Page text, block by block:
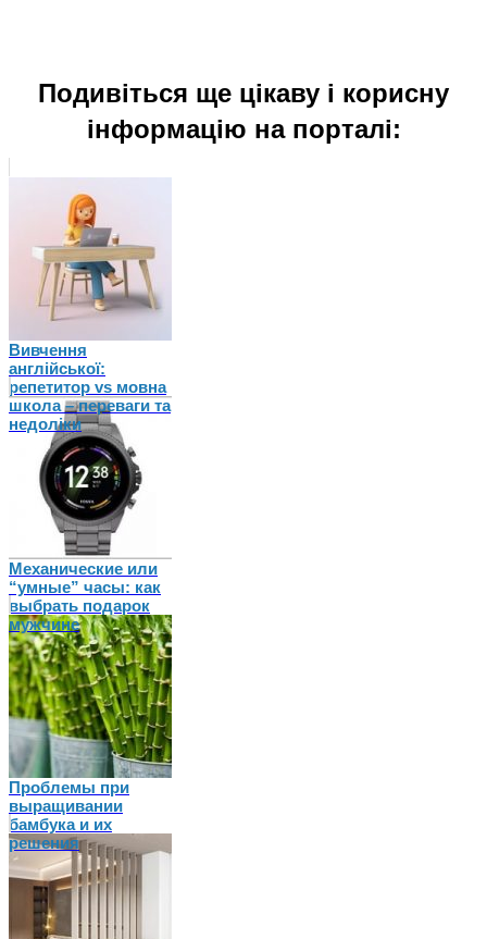
Подивіться ще цікаву і корисну
інформацію на порталі:
Вивчення
англійської:
репетитор vs мовна
школа – переваги та
недоліки
Механические или
“умные” часы: как
выбрать подарок
мужчине
Проблемы при
выращивании
бамбука и их
решения